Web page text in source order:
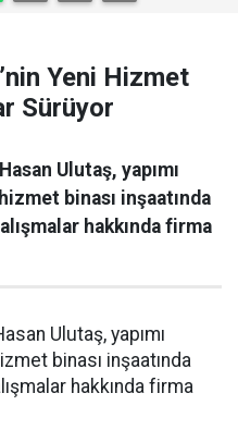
Yeni Hizmet
Sürüyor
Ulutaş, yapımı
binası inşaatında
hakkında firma
Ulutaş, yapımı
binası inşaatında
hakkında firma